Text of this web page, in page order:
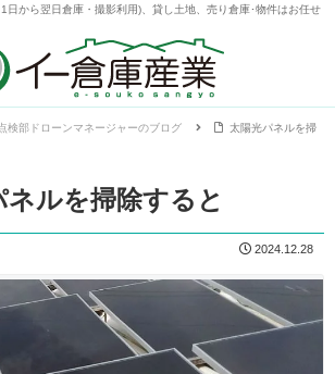
日から翌日倉庫・撮影利用)、貸し土地、売り倉庫･物件はお任せ
検部ドローンマネージャーのブログ
太陽光パネルを掃
ネルを掃除すると
2024.12.28